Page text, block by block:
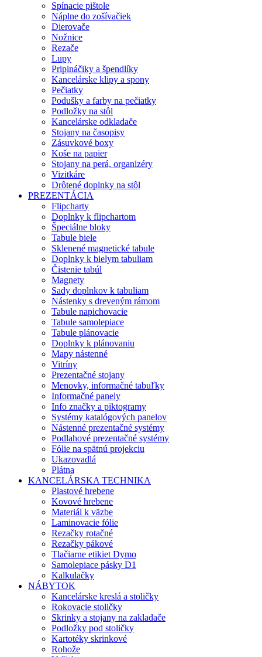
Spínacie pištole
Náplne do zošívačiek
Dierovače
Nožnice
Rezače
Lupy
Pripináčiky a špendlíky
Kancelárske klipy a spony
Pečiatky
Podušky a farby na pečiatky
Podložky na stôl
Kancelárske odkladače
Stojany na časopisy
Zásuvkové boxy
Koše na papier
Stojany na perá, organizéry
Vizitkáre
Drôtené doplnky na stôl
PREZENTÁCIA
Flipcharty
Doplnky k flipchartom
Špeciálne bloky
Tabule biele
Sklenené magnetické tabule
Doplnky k bielym tabuliam
Čistenie tabúl
Magnety
Sady doplnkov k tabuliam
Nástenky s dreveným rámom
Tabule napichovacie
Tabule samolepiace
Tabule plánovacie
Doplnky k plánovaniu
Mapy nástenné
Vitríny
Prezentačné stojany
Menovky, informačné tabuľky
Informačné panely
Info značky a piktogramy
Systémy katalógových panelov
Nástenné prezentačné systémy
Podlahové prezentačné systémy
Fólie na spätnú projekciu
Ukazovadlá
Plátna
KANCELÁRSKA TECHNIKA
Plastové hrebene
Kovové hrebene
Materiál k väzbe
Laminovacie fólie
Rezačky rotačné
Rezačky pákové
Tlačiarne etikiet Dymo
Samolepiace pásky D1
Kalkulačky
NÁBYTOK
Kancelárske kreslá a stoličky
Rokovacie stoličky
Skrinky a stojany na zakladače
Podložky pod stoličky
Kartotéky skrinkové
Rohože